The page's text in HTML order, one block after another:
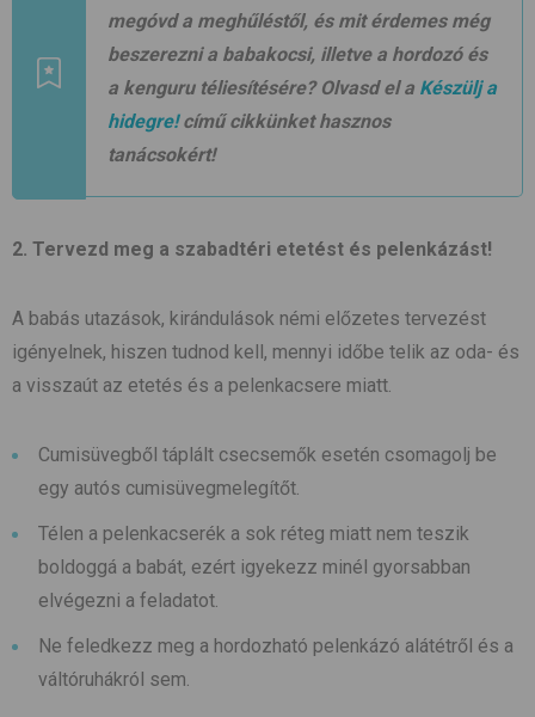
megóvd a meghűléstől, és mit érdemes még
beszerezni a babakocsi, illetve a hordozó és
a kenguru téliesítésére? Olvasd el a Készülj a
hidegre!című cikkünket hasznos
tanácsokért!
2. Tervezd meg a szabadtéri etetést és pelenkázást!
A babás utazások, kirándulások némi előzetes tervezést
igényelnek, hiszen tudnod kell, mennyi időbe telik az oda- és
a visszaút az etetés és a pelenkacsere miatt.
Cumisüvegből táplált csecsemők esetén csomagolj be
egy autós cumisüvegmelegítőt.
Télen a pelenkacserék a sok réteg miatt nem teszik
boldoggá a babát, ezért igyekezz minél gyorsabban
elvégezni a feladatot.
Ne feledkezz meg a hordozható pelenkázó alátétről és a
váltóruhákról sem.